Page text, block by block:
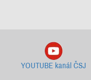
YOUTUBE kanál ČSJ